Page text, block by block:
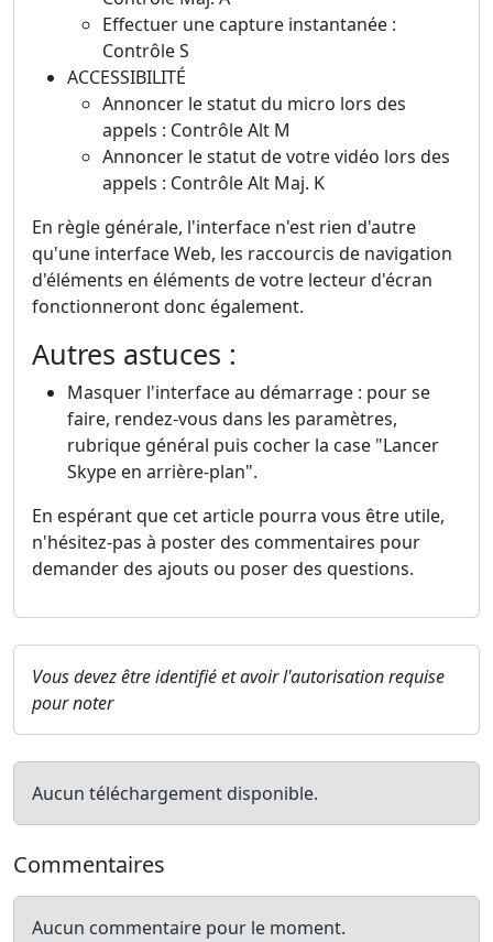
Effectuer une capture instantanée :
Contrôle S
ACCESSIBILITÉ
Annoncer le statut du micro lors des
appels : Contrôle Alt M
Annoncer le statut de votre vidéo lors des
appels : Contrôle Alt Maj. K
En règle générale, l'interface n'est rien d'autre
qu'une interface Web, les raccourcis de navigation
d'éléments en éléments de votre lecteur d'écran
fonctionneront donc également.
Autres astuces :
Masquer l'interface au démarrage : pour se
faire, rendez-vous dans les paramètres,
rubrique général puis cocher la case "Lancer
Skype en arrière-plan".
En espérant que cet article pourra vous être utile,
n'hésitez-pas à poster des commentaires pour
demander des ajouts ou poser des questions.
Vous devez être identifié et avoir l'autorisation requise
pour noter
Aucun téléchargement disponible.
Commentaires
Aucun commentaire pour le moment.